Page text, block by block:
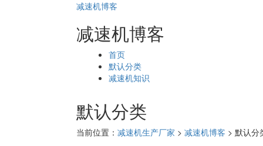
减速机博客
减速机博客
首页
默认分类
减速机知识
默认分类
当前位置： 减速机生产厂家 > 减速机博客 > 默认分